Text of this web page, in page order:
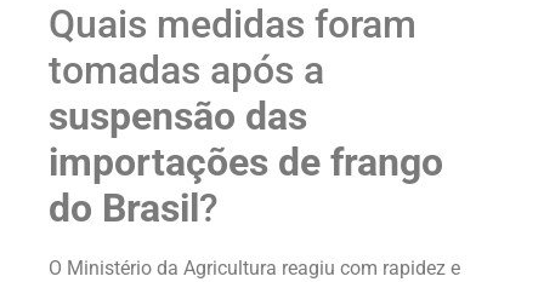
Quais medidas foram
tomadas após a
suspensão das
importações de frango
do Brasil?
O Ministério da Agricultura reagiu com rapidez e